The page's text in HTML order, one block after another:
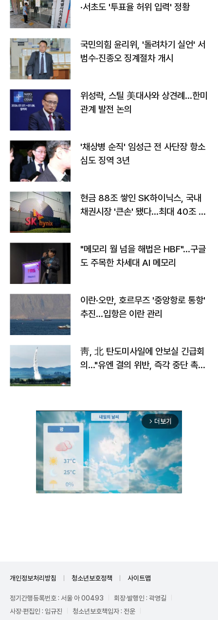
·서초도 '투표율 허위 입력' 정황
국민의힘 윤리위, '돌려차기 실언' 서
범수·진종오 징계절차 개시
위성락, 스틸 美대사와 상견례…한미
관계 발전 논의
'채상병 순직' 임성근 전 사단장 항소
심도 징역 3년
현금 88조 쌓인 SK하이닉스, 국내
채권시장 '큰손' 됐다…최대 40조 투
"메모리 월 넘을 해법은 HBF"…구글
도 주목한 차세대 AI 메모리
이란·오만, 호르무즈 '중앙항로 통항'
추진…입항은 이란 관리
靑, 北 탄도미사일에 안보실 긴급회
의…"유엔 결의 위반, 즉각 중단 촉
arrow_forward_ios 더보기
개인정보처리방침 청소년보호정책 사이트맵
정기간행등록번호 : 서울 아 00493
회장·발행인 : 곽영길
사장·편집인 : 임규진
청소년보호책임자 : 전운